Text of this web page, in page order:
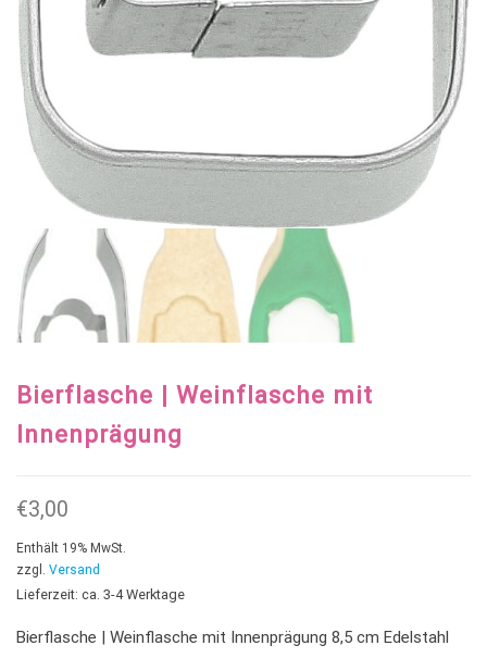
Bierflasche | Weinflasche mit
Innenprägung
€3,00
Enthält 19% MwSt.
zzgl. Versand
Lieferzeit: ca. 3-4 Werktage
Bierflasche | Weinflasche mit Innenprägung 8,5 cm Edelstahl